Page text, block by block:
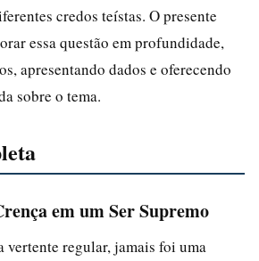
credos teístas. O presente
essa questão em profundidade,
apresentando dados e oferecendo
sobre o tema.
em um Ser Supremo
vertente regular, jamais foi uma